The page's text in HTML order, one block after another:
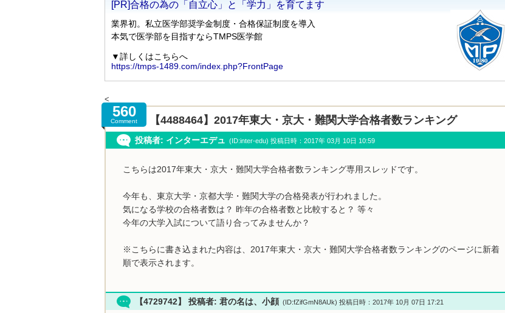
<
560
Comment 【4488464】2017年東大・京大・難関大学合格者数ランキング
投稿者: インターエデュ (ID:inter-edu) 投稿日時：2017年 03月 10日 10:59
こちらは2017年東大・京大・難関大学合格者数ランキング専用スレッドです。
今年も、東京大学・京都大学・難関大学の合格発表が行われました。
気になる学校の合格者数は？ 昨年の合格者数と比較すると？ 等々
今年の大学入試について語り合ってみませんか？
※こちらに書き込まれた内容は、2017年東大・京大・難関大学合格者数ランキングのページに新着
順で表示されます。
【4729742】 投稿者: 君の名は、小顔 (ID:fZifGmN8AUk) 投稿日時：2017年 10月 07日 17:21